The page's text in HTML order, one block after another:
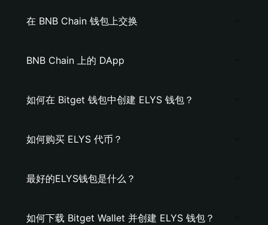
在 BNB Chain 钱包上交换
BNB Chain 上的 DApp
如何在 Bitget 钱包中创建 ELYS 钱包？
如何购买 ELYS 代币？
最好的ELYS钱包是什么？
如何下载 Bitget Wallet 并创建 ELYS 钱包？